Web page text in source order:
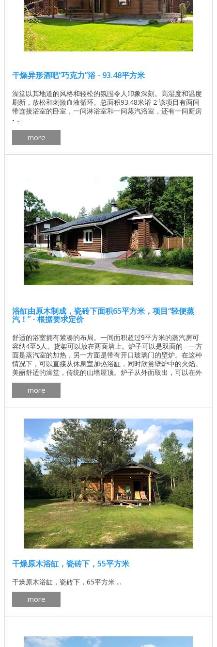
干燥异形酒吧“巧克力”浴 - 93.48平方米
澡堂以其地道的风格和轻松的氛围令人印象深刻。高湿度和温度
刷新，放松和刺激血液循环。总面积93.48米浴 2 该项目有两间
带连接浴室的卧室，一间淋浴室和一间蒸汽浴室，还有一间厨房
- ...
more
浴缸由原木制成，瓷砖下面积65平方米，项目“轻便蒸
汽！” - 根据要求定价
舒适的浴室拥有紧凑的布局。一间面积超过9平方米的蒸汽房可
容纳4至5人。货架可以放在两面墙上。炉子可以是双面的 - 一方
面是蒸汽室的加热，另一方面是带有开口玻璃门的壁炉。在这种
情况下，可以直接从休息室加热浴缸，同时欣赏壁炉中的火焰。
美丽舒适的澡堂，传统的山墙屋顶。炉子从外面取出，可以在外
面加热浴缸并在附近保持木柴。洗浴项目还包括一个可供五六人
使用的蒸汽浴室，一个宽敞的淋浴房，您可以在那里放置雪松
桶。 ...
more
干燥原木浴缸，瓷砖下，55平方米
干燥原木浴缸，瓷砖下，65平方米 ...
more